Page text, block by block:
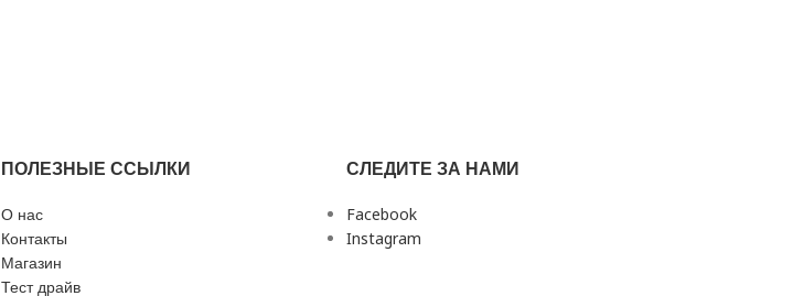
ПОЛЕЗНЫЕ ССЫЛКИ
О нас
Контакты
Магазин
Тест драйв
СЛЕДИТЕ ЗА НАМИ
Facebook
Instagram